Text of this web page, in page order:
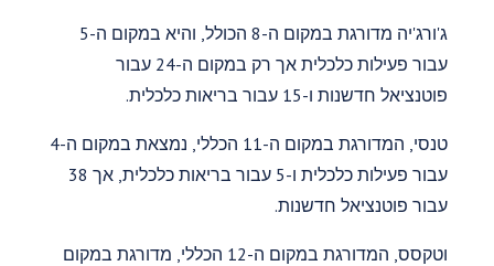
ג'ורג'יה מדורגת במקום ה-8 הכולל, והיא במקום ה-5
עבור פעילות כלכלית אך רק במקום ה-24 עבור
פוטנציאל חדשנות ו-15 עבור בריאות כלכלית.
טנסי, המדורגת במקום ה-11 הכללי, נמצאת במקום ה-4
עבור פעילות כלכלית ו-5 עבור בריאות כלכלית, אך 38
עבור פוטנציאל חדשנות.
וטקסס, המדורגת במקום ה-12 הכללי, מדורגת במקום